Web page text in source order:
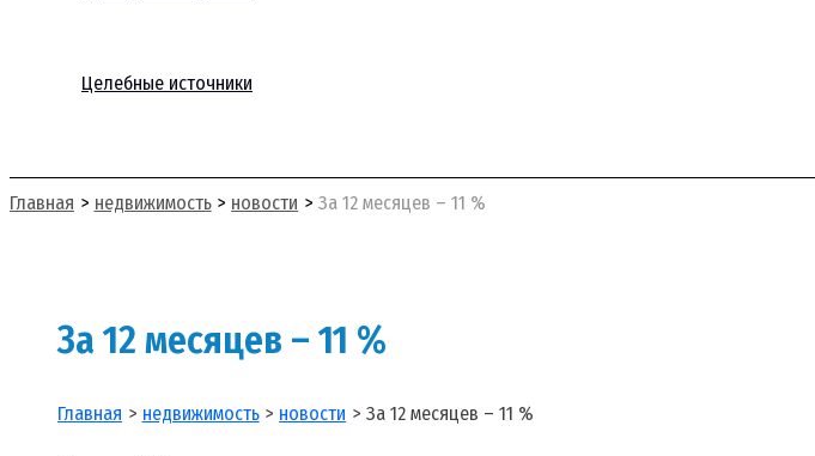
Целебные источники
Главная недвижимость новости За 12 месяцев – 11 %
За 12 месяцев – 11 %
Главная недвижимость новости За 12 месяцев – 11 %